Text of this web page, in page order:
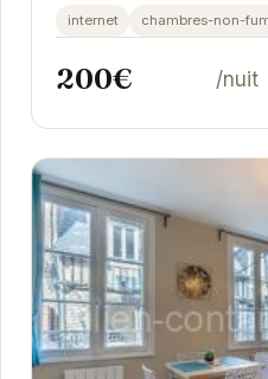
emplacement privilégié
aux...
internet chambres-non-
200€ /nuit